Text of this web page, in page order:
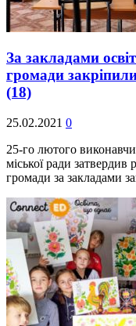
За закладами
громади
(18)
25.02.2021 0
25-го лютого
міської ради затвердив
громади за закладами